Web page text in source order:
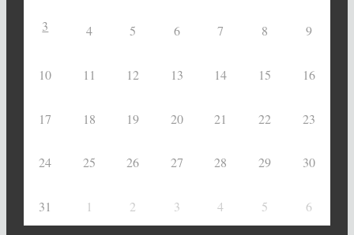
3 4 5 6 7 8 9
10 11 12 13 14 15 16
17 18 19 20 21 22 23
24 25 26 27 28 29 30
31 1 2 3 4 5 6